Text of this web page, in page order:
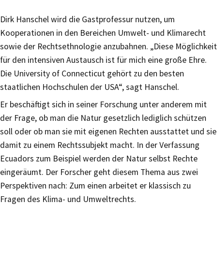
Dirk Hanschel wird die Gastprofessur nutzen, um
Kooperationen in den Bereichen Umwelt- und Klimarecht
sowie der Rechtsethnologie anzubahnen. „Diese Möglichkeit
für den intensiven Austausch ist für mich eine große Ehre.
Die University of Connecticut gehört zu den besten
staatlichen Hochschulen der USA“, sagt Hanschel.
Er beschäftigt sich in seiner Forschung unter anderem mit
der Frage, ob man die Natur gesetzlich lediglich schützen
soll oder ob man sie mit eigenen Rechten ausstattet und sie
damit zu einem Rechtssubjekt macht. In der Verfassung
Ecuadors zum Beispiel werden der Natur selbst Rechte
eingeräumt. Der Forscher geht diesem Thema aus zwei
Perspektiven nach: Zum einen arbeitet er klassisch zu
Fragen des Klima- und Umweltrechts.